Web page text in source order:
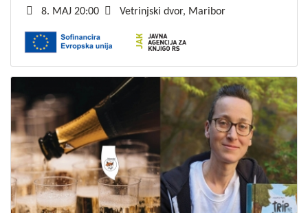
8. MAJ 20:00 Vetrinjski dvor, Maribor